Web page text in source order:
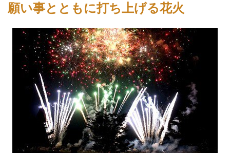
願い事とともに打ち上げる花火